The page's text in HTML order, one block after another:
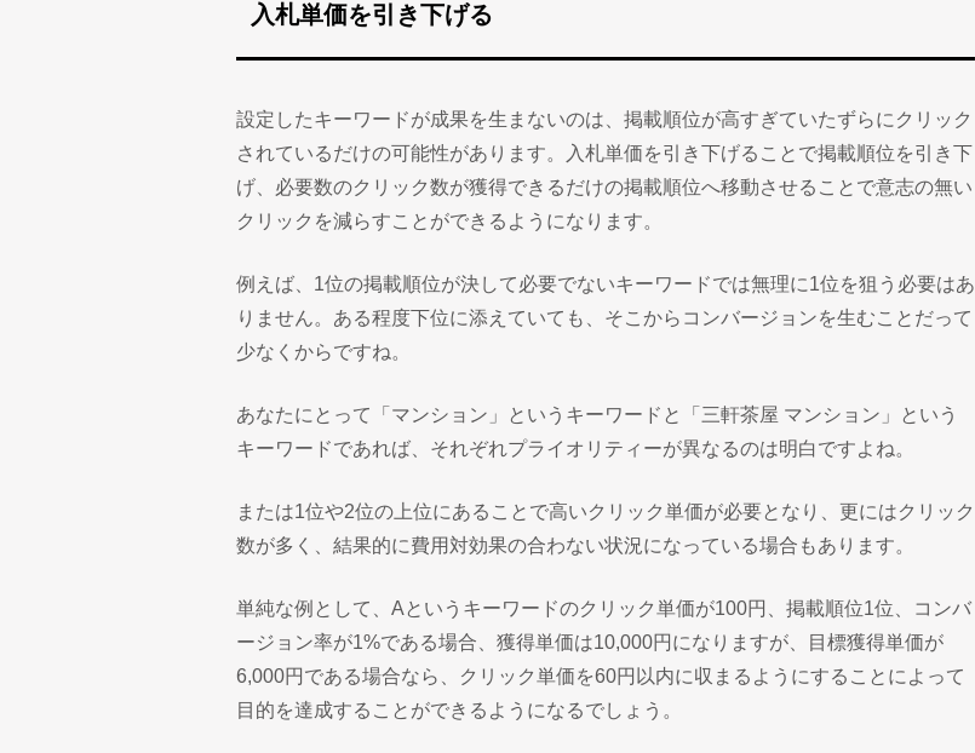
入札単価を引き下げる
設定したキーワードが成果を生まないのは、掲載順位が高すぎていたずらにクリック
されているだけの可能性があります。入札単価を引き下げることで掲載順位を引き下
げ、必要数のクリック数が獲得できるだけの掲載順位へ移動させることで意志の無い
クリックを減らすことができるようになります。
例えば、1位の掲載順位が決して必要でないキーワードでは無理に1位を狙う必要はあ
りません。ある程度下位に添えていても、そこからコンバージョンを生むことだって
少なくからですね。
あなたにとって「マンション」というキーワードと「三軒茶屋 マンション」という
キーワードであれば、それぞれプライオリティーが異なるのは明白ですよね。
または1位や2位の上位にあることで高いクリック単価が必要となり、更にはクリック
数が多く、結果的に費用対効果の合わない状況になっている場合もあります。
単純な例として、Aというキーワードのクリック単価が100円、掲載順位1位、コンバ
ージョン率が1%である場合、獲得単価は10,000円になりますが、目標獲得単価が
6,000円である場合なら、クリック単価を60円以内に収まるようにすることによって
目的を達成することができるようになるでしょう。